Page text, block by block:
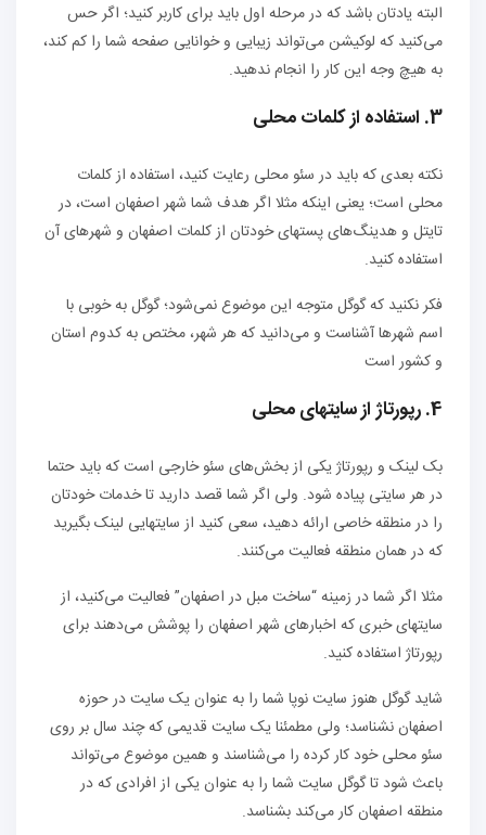
البته یادتان باشد که در مرحله اول باید برای کاربر کنید؛ اگر حس
می‌کنید که لوکیشن می‌تواند زیبایی و خوانایی صفحه شما را کم کند،
به هیچ وجه این کار را انجام ندهید.
3. استفاده از کلمات محلی
نکته بعدی که باید در سئو محلی رعایت کنید، استفاده از کلمات
محلی است؛ یعنی اینکه مثلا اگر هدف شما شهر اصفهان است، در
تایتل و هدینگ‌های پستهای خودتان از کلمات اصفهان و شهرهای آن
استفاده کنید.
فکر نکنید که گوگل متوجه این موضوع نمی‌شود؛ گوگل به خوبی با
اسم شهرها آشناست و می‌دانید که هر شهر، مختص به کدوم استان
و کشور است
4. رپورتاژ از سایتهای محلی
بک لینک و رپورتاژ یکی از بخش‌های سئو خارجی است که باید حتما
در هر سایتی پیاده شود. ولی اگر شما قصد دارید تا خدمات خودتان
را در منطقه خاصی ارائه دهید، سعی کنید از سایتهایی لینک بگیرید
که در همان منطقه فعالیت می‌کنند.
مثلا اگر شما در زمینه “ساخت مبل در اصفهان” فعالیت می‌کنید، از
سایتهای خبری که اخبارهای شهر اصفهان را پوشش می‌دهند برای
رپورتاژ استفاده کنید.
شاید گوگل هنوز سایت نوپا شما را به عنوان یک سایت در حوزه
اصفهان نشناسد؛ ولی مطمئنا یک سایت قدیمی که چند سال بر روی
سئو محلی خود کار کرده را می‌شناسند و همین موضوع می‌تواند
باعث شود تا گوگل سایت شما را به عنوان یکی از افرادی که در
منطقه اصفهان کار می‌کند بشناسد.